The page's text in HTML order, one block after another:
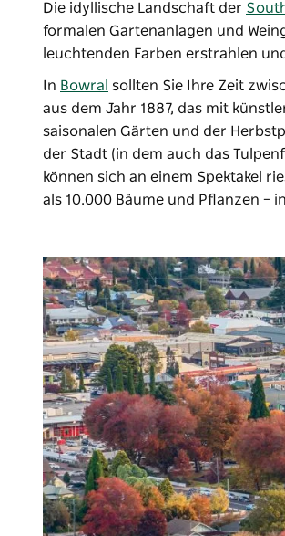
Die idyllische Landschaft der
formalen Gartenanlagen und
leuchtenden Farben erstrahlen
In Bowral sollten Sie Ihre Zeit
aus dem Jahr 1887, das mit
saisonalen Gärten und der
der Stadt (in dem auch das
können sich an einem Spektakel
als 10.000 Bäume und Pflanzen –